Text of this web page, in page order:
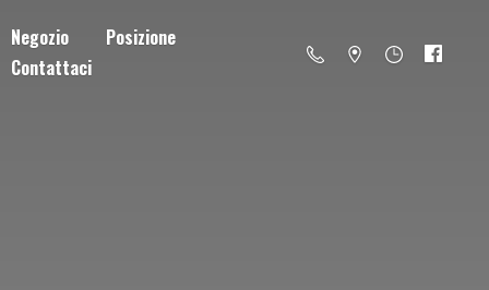
Negozio
Posizione
Contattaci